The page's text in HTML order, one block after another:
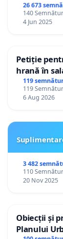
26 673
140
4 Jun 2025
Petiție
hrană în
gradațiilor
personali
119
119
6 Aug 2026
3 482
110
20 Nov 2025
Obiecții și
Planului